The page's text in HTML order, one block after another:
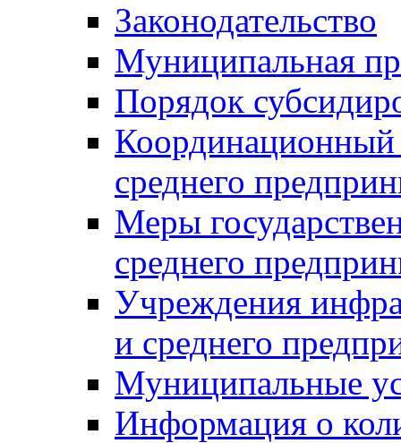
Законодательство
Муниципальная
Порядок
Координационный
среднего
Меры
среднего
Учреждения
и среднего
Муниципальные
Информация о